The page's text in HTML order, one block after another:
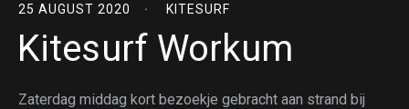
25 AUGUST 2020 KITESURF
Kitesurf Workum
Zaterdag middag kort bezoekje gebracht aan strand bij